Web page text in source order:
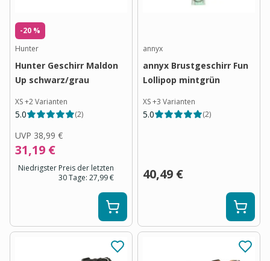
-20 %
Hunter
Hunter Geschirr Maldon
Up schwarz/grau
XS+2Varianten
5.0 (2)
UVP 38,99 €
31,19 €
Niedrigster Preis der letzten
30 Tage: 27,99 €
annyx
annyx Brustgeschirr Fun
Lollipop mintgrün
XS+3 Varianten
5.0 (2)
40,49 €